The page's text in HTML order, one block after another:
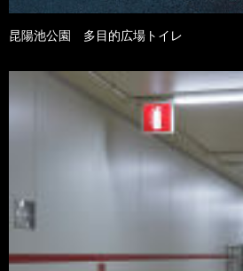
昆陽池公園 多目的広場トイレ